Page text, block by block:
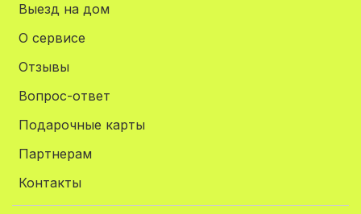
Выезд на дом
О сервисе
Отзывы
Вопрос-ответ
Подарочные карты
Партнерам
Контакты